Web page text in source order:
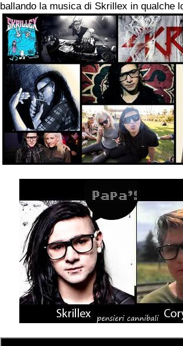
ballando la musica di Skrillex in qualche